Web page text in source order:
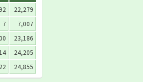
22,279
7
7,007
23,186
24,205
24,855